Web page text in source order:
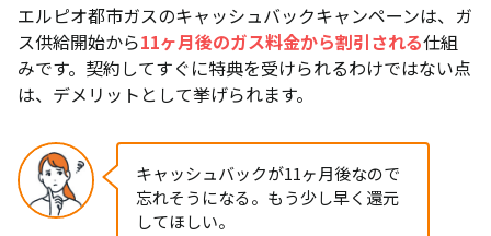
エルピオ都市ガスのキャッシュバックキャンペーンは、ガ
ス供給開始から11ヶ月後のガス料金から割引される仕組
みです。契約してすぐに特典を受けられるわけではない点
は、デメリットとして挙げられます。
キャッシュバックが11ヶ月後なので
忘れそうになる。もう少し早く還元
してほしい。